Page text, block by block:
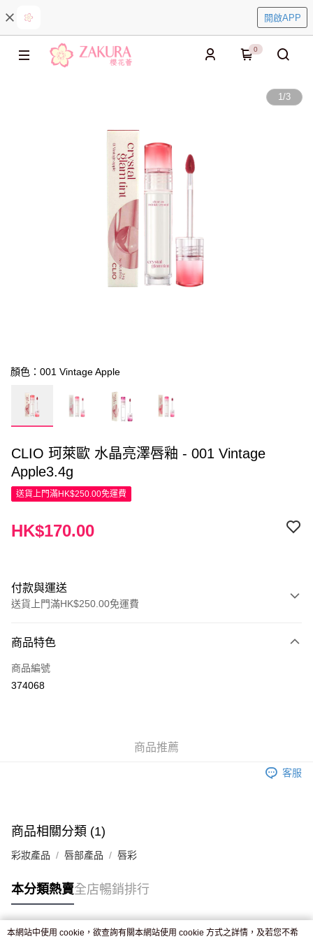
開啟APP
0
1/3
顏色：001 Vintage Apple
CLIO 珂萊歐 水晶亮澤唇釉 - 001 Vintage
Apple3.4g
送貨上門滿HK$250.00免運費
HK$170.00
付款與運送
送貨上門滿HK$250.00免運費
信用卡
Apple Pay
付款後門市自取，訂單確認後2-4個工作天到店，7天內取。逾期後
商品特色
商品編號
374068
商品推薦
客服
商品相關分類 (1)
彩妝產品 唇部產品 唇彩
本分類熱賣全店暢銷排行
本網站中使用 cookie，欲查詢有關本網站使用 cookie 方式之詳情，及若您不希